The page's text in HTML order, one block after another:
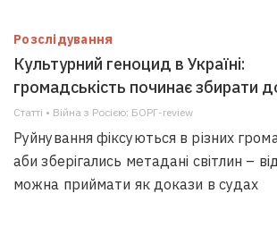
Розслідування
Культурний геноцид в Україні:
громадськість починає збирати
Статті • Війна з Росією; БОРГ-review
Руйнування фіксуються в різних
аби зберігались метадані світлин –
можна приймати як докази в судах